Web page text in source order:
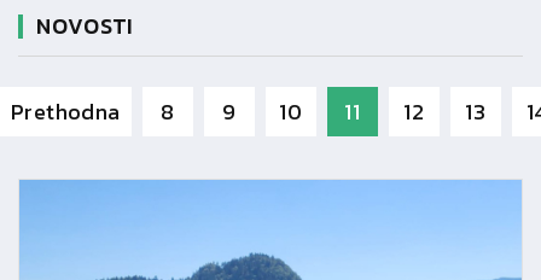
NOVOSTI
Prethodna 8 9 10 11 12 13